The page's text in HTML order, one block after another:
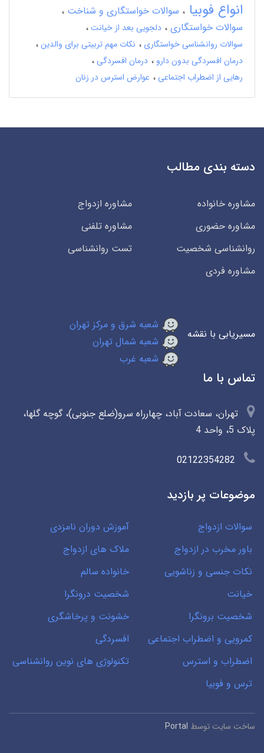
انواع فوبیا
سوالات خواستگاری و شناخت
سوالات خواستگاری
دلجویی بعد از خیانت
سوالات روانشناسی خواستگاری
نکات مهم تربیتی برای والدین
درمان افسردگی بدون دارو
درمان افسردگی
رهایی از اضطراب اجتماعی
عوارض استرس در زنان
دسته بندی مطالب
مشاوره خانواده
مشاوره ازدواج
مشاوره حضوری
مشاوره تلفنی
روانشناسی شخصیت
تست روانشناسی
مشاوره فردی
مسیریابی با نقشه
شعبه شرق و مرکز تهران
شعبه شمال تهران
شعبه غرب
تماس با ما
تهران، سعادت آباد، چهارراه سرو(ضلع جنوبی)، گوچه گلها،
پلاک 5، واحد 4
02122354282
موضوعات پر بازدید
سوالات ازدواج
آموزش دوران نامزدی
باور مخرب در ازدواج
ملاک های ازدواج
نکات جنسی و زناشویی
خانواده سالم
خیانت
شخصیت درونگرا
شخصیت برونگرا
خشونت و پرخاشگری
کمرویی و اضطراب اجتماعی
افسردگی
اضطراب و استرس
تکنولوژی های نوین روانشناسی
ترس و فوبیا
ساخت سایت توسط Portal